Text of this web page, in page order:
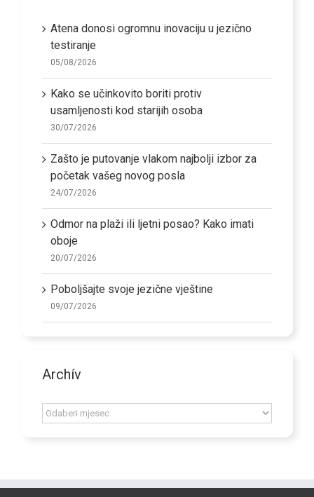
Atena donosi ogromnu inovaciju u jezično
testiranje
05/08/2026
Kako se učinkovito boriti protiv
usamljenosti kod starijih osoba
30/07/2026
Zašto je putovanje vlakom najbolji izbor za
početak vašeg novog posla
24/07/2026
Odmor na plaži ili ljetni posao? Kako imati
oboje
20/07/2026
Poboljšajte svoje jezične vještine
09/07/2026
Archív
Archív